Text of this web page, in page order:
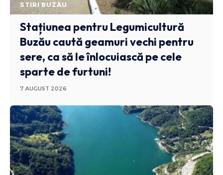
STIRI BUZAU
Stațiunea pentru Legumicultură
Buzău caută geamuri vechi pentru
sere, ca să le înlocuiască pe cele
sparte de furtuni!
7 AUGUST 2026